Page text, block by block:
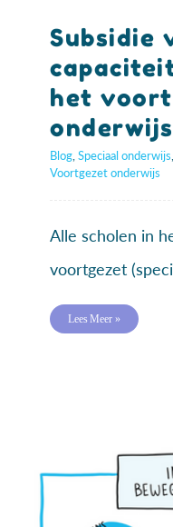
Subsidie
het
onderwijs
Blog Speciaal onderwijs
Voortgezet onderwijs
Alle scholen in
voortgezet
Lees Meer »